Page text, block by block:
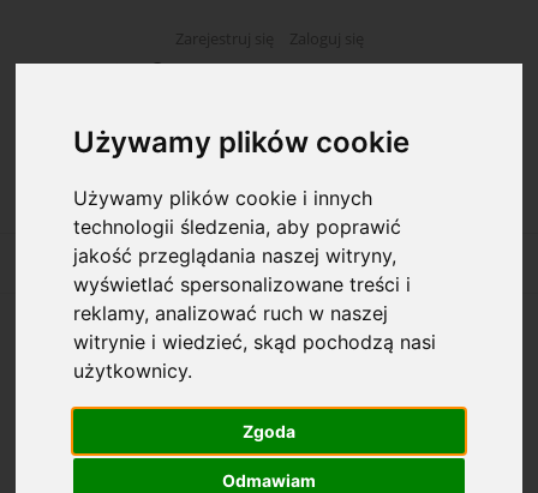
Używamy plików cookie
Używamy plików cookie i innych
technologii śledzenia, aby poprawić
jakość przeglądania naszej witryny,
wyświetlać spersonalizowane treści i
reklamy, analizować ruch w naszej
witrynie i wiedzieć, skąd pochodzą nasi
użytkownicy.
Zgoda
Odmawiam
Opcje przeglądania
Kategorie: Poradnie stomatologiczne